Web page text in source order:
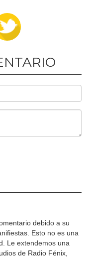
debido a su
Esto no es una
Le extendemos una
de Radio Fénix,